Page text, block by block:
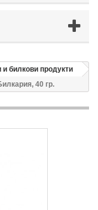
и билкови продукти
40 гр.